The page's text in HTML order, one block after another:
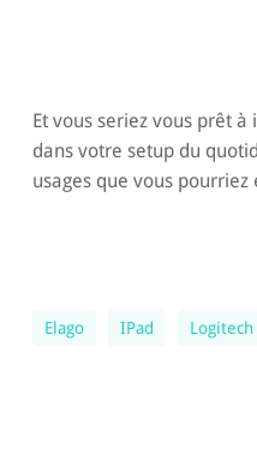
Et vous seriez vous prêt à
dans votre setup du
usages que vous pourriez
Elago IPad Logitech